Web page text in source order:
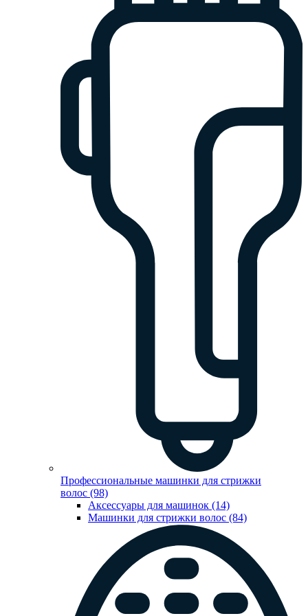
Профессиональные машинки для стрижки
волос (98)
Аксессуары для машинок (14)
Машинки для стрижки волос (84)